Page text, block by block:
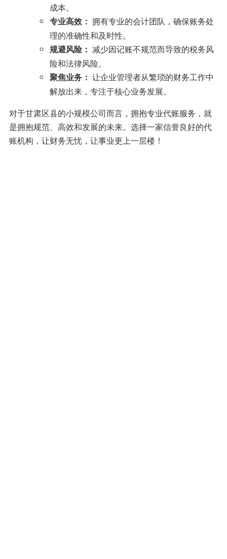
成本。
专业高效： 拥有专业的会计团队，确保账务处
理的准确性和及时性。
规避风险： 减少因记账不规范而导致的税务风
险和法律风险。
聚焦业务： 让企业管理者从繁琐的财务工作中
解放出来，专注于核心业务发展。
对于甘肃区县的小规模公司而言，拥抱专业代账服务，就
是拥抱规范、高效和发展的未来。选择一家信誉良好的代
账机构，让财务无忧，让事业更上一层楼！